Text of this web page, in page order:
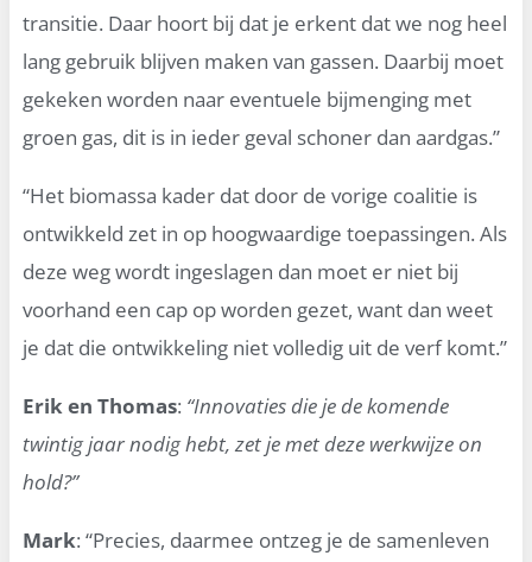
transitie. Daar hoort bij dat je erkent dat we nog heel
lang gebruik blijven maken van gassen. Daarbij moet
gekeken worden naar eventuele bijmenging met
groen gas, dit is in ieder geval schoner dan aardgas.”
“Het biomassa kader dat door de vorige coalitie is
ontwikkeld zet in op hoogwaardige toepassingen. Als
deze weg wordt ingeslagen dan moet er niet bij
voorhand een cap op worden gezet, want dan weet
je dat die ontwikkeling niet volledig uit de verf komt.”
Erik en Thomas: “Innovaties die je de komende
twintig jaar nodig hebt, zet je met deze werkwijze on
hold?”
Mark: “Precies, daarmee ontzeg je de samenleven